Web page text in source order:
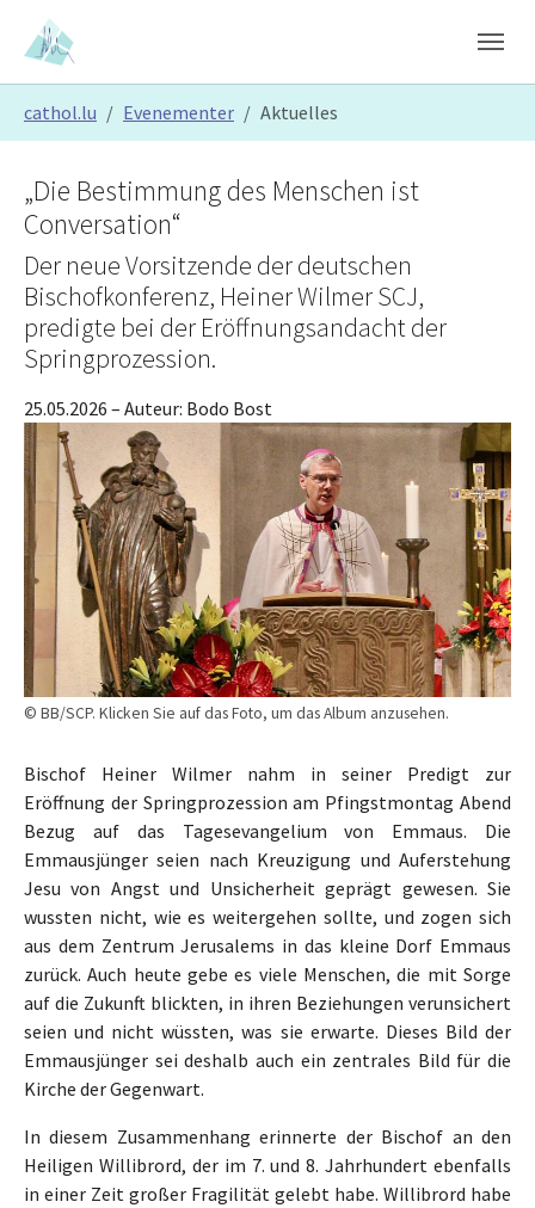
Skip to main content
Skip to page footer
cathol.lu Evenementer Aktuelles
© BB/SCP. Klicken Sie auf das Foto, um das Album anzusehen.
„Die Bestimmung des Menschen ist
Conversation“
Der neue Vorsitzende der deutschen
Bischofkonferenz, Heiner Wilmer SCJ,
predigte bei der Eröffnungsandacht der
Springprozession.
25.05.2026 – Auteur: Bodo Bost
Bischof Heiner Wilmer nahm in seiner Predigt zur
Eröffnung der Springprozession am Pfingstmontag Abend
Bezug auf das Tagesevangelium von Emmaus. Die
Emmausjünger seien nach Kreuzigung und Auferstehung
Jesu von Angst und Unsicherheit geprägt gewesen. Sie
wussten nicht, wie es weitergehen sollte, und zogen sich
aus dem Zentrum Jerusalems in das kleine Dorf Emmaus
zurück. Auch heute gebe es viele Menschen, die mit Sorge
auf die Zukunft blickten, in ihren Beziehungen verunsichert
seien und nicht wüssten, was sie erwarte. Dieses Bild der
Emmausjünger sei deshalb auch ein zentrales Bild für die
Kirche der Gegenwart.
In diesem Zusammenhang erinnerte der Bischof an den
Heiligen Willibrord, der im 7. und 8. Jahrhundert ebenfalls
in einer Zeit großer Fragilität gelebt habe. Willibrord habe